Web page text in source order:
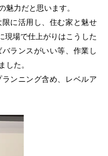
魅力だと思います。
に活用し、住む家と魅せ
現場で仕上がりはこうした
ランスがいい等、作業し
した。
ンニング含め、レベルア